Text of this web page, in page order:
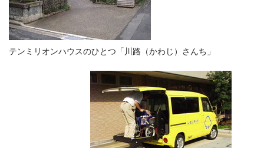
テンミリオンハウスのひとつ「川路（かわじ）さんち」